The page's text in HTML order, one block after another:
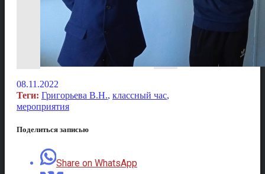
08.11.2022
Теги: Григорьева В.Н., классный час,
мероприятия
Поделиться записью
Share on WhatsApp